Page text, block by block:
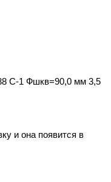
C-1 Фшкв=90,0 мм 3,5
и она появится в